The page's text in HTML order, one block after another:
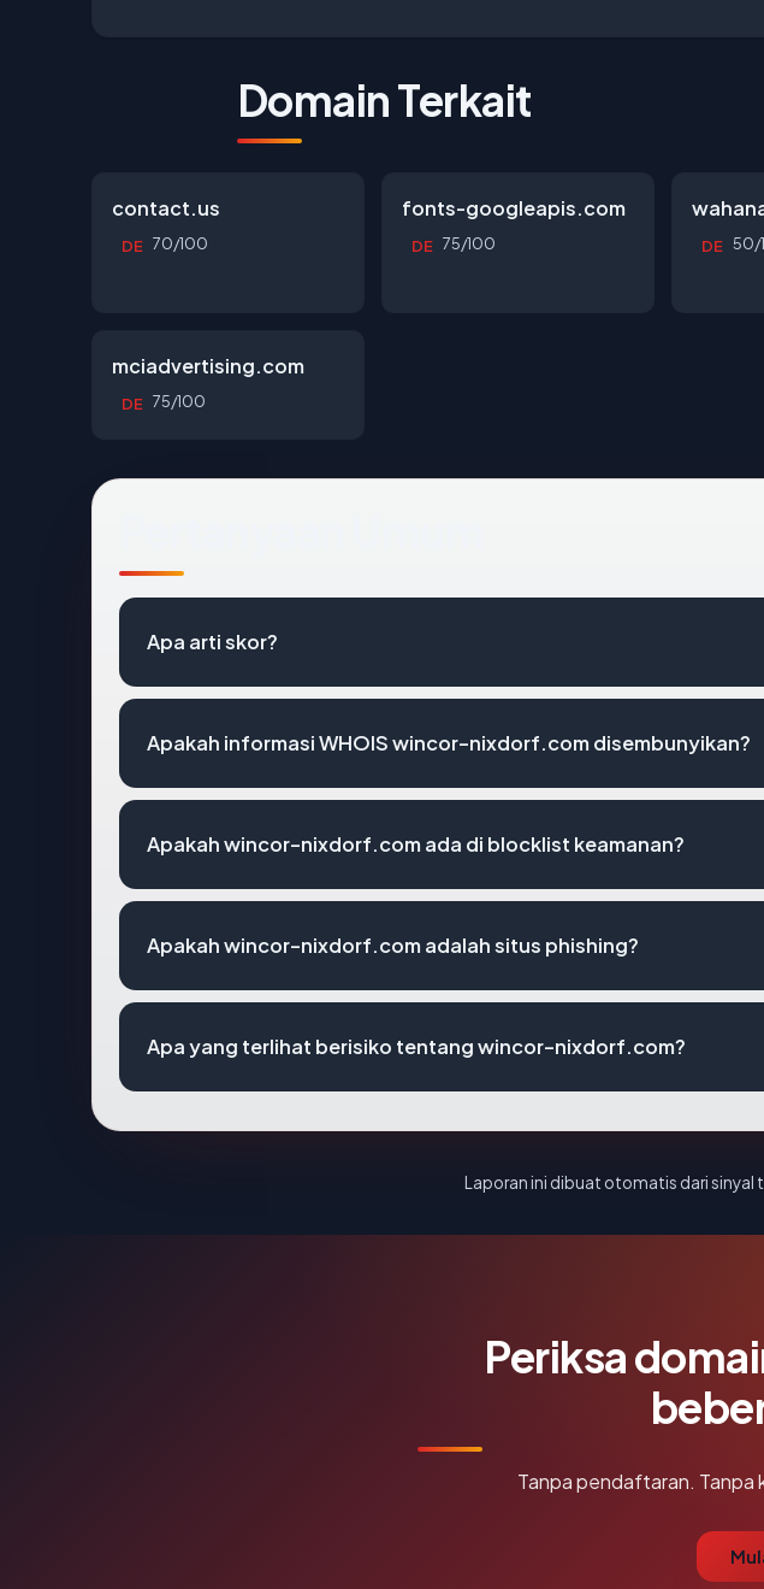
Domain Terkait
contact.us
DE 70/100
fonts-googleapis.com
DE 75/100 DE 50/
mciadvertising.com
DE 75/100
Apa arti skor?
Apakah informasi WHOIS wincor-nixdorf.com disembunyikan?
Apakah wincor-nixdorf.com ada di blocklist keamanan?
Apakah wincor-nixdorf.com adalah situs phishing?
Apa yang terlihat berisiko tentang wincor-nixdorf.com?
Laporan ini dibuat otomatis dari sinyal
Periksa
Tanpa pendaftaran. Tanpa